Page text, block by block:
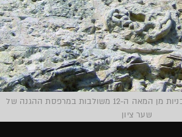
שימוש משני. כותרות צלבניות מן המאה ה-12 משולבות במרפסת ההגנה של
שער ציון